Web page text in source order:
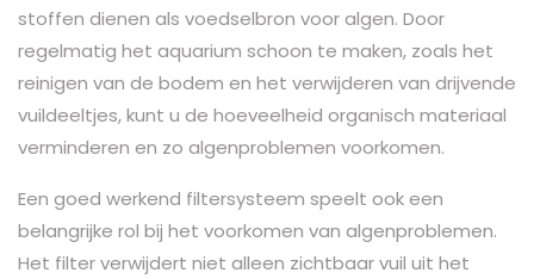
stoffen dienen als voedselbron voor algen. Door
regelmatig het aquarium schoon te maken, zoals het
reinigen van de bodem en het verwijderen van drijvende
vuildeeltjes, kunt u de hoeveelheid organisch materiaal
verminderen en zo algenproblemen voorkomen.
Een goed werkend filtersysteem speelt ook een
belangrijke rol bij het voorkomen van algenproblemen.
Het filter verwijdert niet alleen zichtbaar vuil uit het